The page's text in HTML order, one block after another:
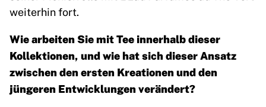
weiterhin fort.
Wie arbeiten Sie mit Tee innerhalb dieser
Kollektionen, und wie hat sich dieser Ansatz
zwischen den ersten Kreationen und den
jüngeren Entwicklungen verändert?